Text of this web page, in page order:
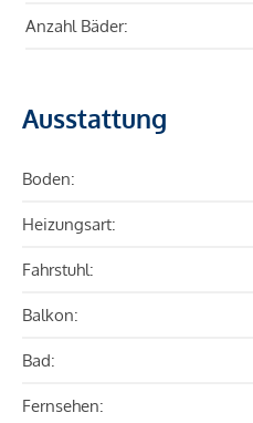
Anzahl Bäder:
Ausstattung
Boden:
Heizungsart:
Fahrstuhl:
Balkon:
Bad:
Fernsehen: